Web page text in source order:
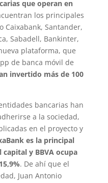
que operan en
los principales
Caixabank, Santander,
Sabadell, Bankinter,
plataforma, que
de banca móvil de
invertido más de 100
bancarias han
a la sociedad,
en el proyecto y
es la principal
y BBVA ocupa
. De ahí que el
Juan Antonio